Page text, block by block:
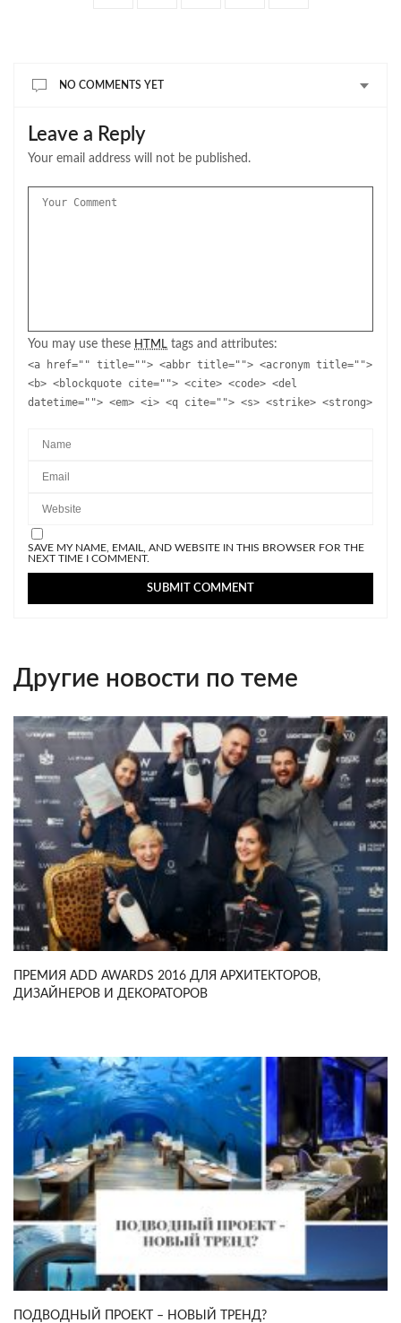
NO COMMENTS YET
Leave a Reply
Your email address will not be published.
You may use these HTML tags and attributes:
<a href="" title=""> <abbr title=""> <acronym title="">
<b> <blockquote cite=""> <cite> <code> <del
datetime=""> <em> <i> <q cite=""> <s> <strike> <strong>
SAVE MY NAME, EMAIL, AND WEBSITE IN THIS BROWSER FOR THE
NEXT TIME I COMMENT.
Другие новости по теме
ПРЕМИЯ ADD AWARDS 2016 ДЛЯ АРХИТЕКТОРОВ,
ДИЗАЙНЕРОВ И ДЕКОРАТОРОВ
ПОДВОДНЫЙ ПРОЕКТ – НОВЫЙ ТРЕНД?